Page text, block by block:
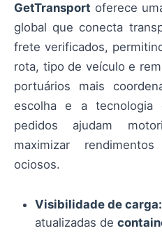
GetTransport oferece
global que conecta
frete verificados,
rota, tipo de veículo e
portuários mais
escolha e a tecnologia
pedidos ajudam
maximizar
ociosos.
Visibilidade de carga:
atualizadas de